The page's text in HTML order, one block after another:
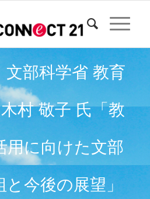
文部科学省 教育
村 敬子 氏「教
用に向けた文部
と今後の展望」